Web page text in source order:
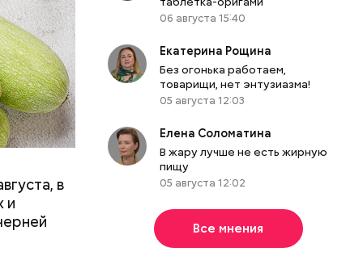
в
и
у
06 августа 15:40
Екатерина Рощина
Без огонька работаем,
товарищи, нет энтузиазма!
05 августа 12:03
Елена Соломатина
В жару лучше не есть жирную
пищу
05 августа 12:02
Все мнения